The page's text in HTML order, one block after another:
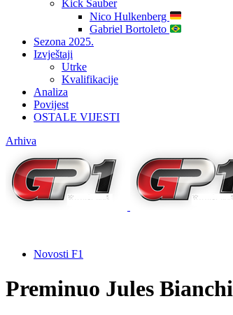
Kick Sauber
Nico Hulkenberg
Gabriel Bortoleto
Sezona 2025.
Izvještaji
Utrke
Kvalifikacije
Analiza
Povijest
OSTALE VIJESTI
Arhiva
Novosti F1
Preminuo Jules Bianchi